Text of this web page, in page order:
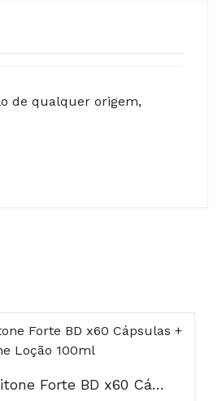
de qualquer origem,
Cisitone Forte BD x60 Cápsulas + Iraltone Loção 100ml